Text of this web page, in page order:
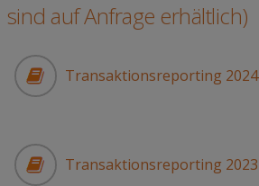
sind auf Anfrage erhältlich)
Transaktionsreporting 2024
Transaktionsreporting 2023